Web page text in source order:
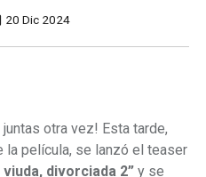
20 Dic 2024
otra vez! Esta tarde,
película, se lanzó el teaser
viuda, divorciada 2”y se